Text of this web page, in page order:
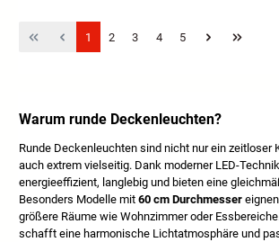
Page
1 Page
2 Page
3 Page
4 Page
5
Warum runde Deckenleuchten?
Runde Deckenleuchten sind nicht nur ein zeitloser
auch extrem vielseitig. Dank moderner LED-
energieeffizient, langlebig und bieten eine
Besonders Modelle mit 60 cm Durchmesser
größere Räume wie Wohnzimmer oder
schafft eine harmonische Lichtatmosphäre und